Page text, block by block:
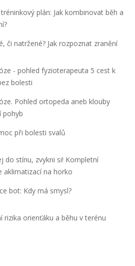
plán: Jak kombinovat běh a
či natržené? Jak rozpoznat zranění
- pohled fyzioterapeuta 5 cest k
bolesti
Pohled ortopeda aneb klouby
pohyb
při bolesti svalů
do stínu, zvykni si! Kompletní
aklimatizací na horko
bot: Kdy má smysl?
rizika orienťáku a běhu v terénu